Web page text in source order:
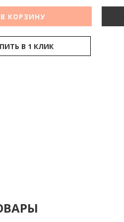
В КОРЗИНУ
В 1 КЛИК